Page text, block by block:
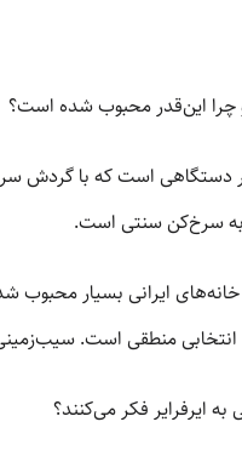
این‌قدر محبوب شده است؟
دستگاهی است که با گردش
سرخ‌کن سنتی است.
خانه‌های ایرانی بسیار
منطقی است.
به ایرفرایر فکر می‌کنند؟